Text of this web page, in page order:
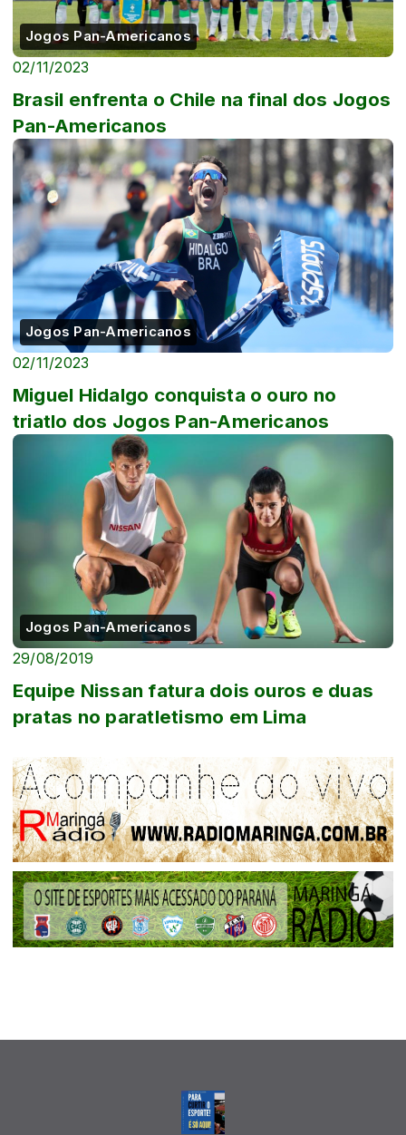
Jogos Pan-Americanos
02/11/2023
Brasil enfrenta o Chile na final dos Jogos
Pan-Americanos
Jogos Pan-Americanos
02/11/2023
Miguel Hidalgo conquista o ouro no
triatlo dos Jogos Pan-Americanos
Jogos Pan-Americanos
29/08/2019
Equipe Nissan fatura dois ouros e duas
pratas no paratletismo em Lima